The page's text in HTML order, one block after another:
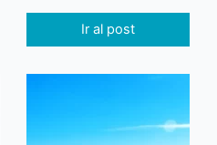
Ir al post